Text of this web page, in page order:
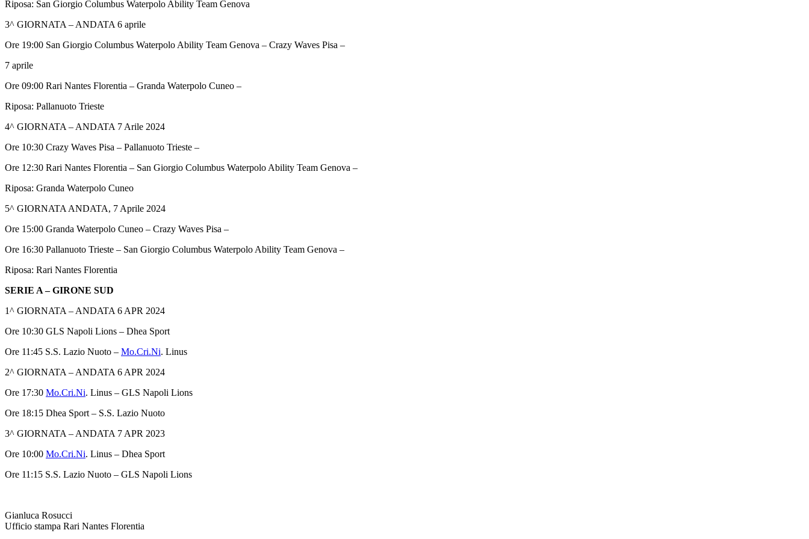
Riposa: San Giorgio Columbus Waterpolo Ability Team Genova
3^ GIORNATA – ANDATA 6 aprile
Ore 19:00 San Giorgio Columbus Waterpolo Ability Team Genova – Crazy Waves Pisa –
7 aprile
Ore 09:00 Rari Nantes Florentia – Granda Waterpolo Cuneo –
Riposa: Pallanuoto Trieste
4^ GIORNATA – ANDATA 7 Arile 2024
Ore 10:30 Crazy Waves Pisa – Pallanuoto Trieste –
Ore 12:30 Rari Nantes Florentia – San Giorgio Columbus Waterpolo Ability Team Genova –
Riposa: Granda Waterpolo Cuneo
5^ GIORNATA ANDATA, 7 Aprile 2024
Ore 15:00 Granda Waterpolo Cuneo – Crazy Waves Pisa –
Ore 16:30 Pallanuoto Trieste – San Giorgio Columbus Waterpolo Ability Team Genova –
Riposa: Rari Nantes Florentia
SERIE A – GIRONE SUD
1^ GIORNATA – ANDATA 6 APR 2024
Ore 10:30 GLS Napoli Lions – Dhea Sport
Ore 11:45 S.S. Lazio Nuoto – Mo.Cri.Ni. Linus
2^ GIORNATA – ANDATA 6 APR 2024
Ore 17:30 Mo.Cri.Ni. Linus – GLS Napoli Lions
Ore 18:15 Dhea Sport – S.S. Lazio Nuoto
3^ GIORNATA – ANDATA 7 APR 2023
Ore 10:00 Mo.Cri.Ni. Linus – Dhea Sport
Ore 11:15 S.S. Lazio Nuoto – GLS Napoli Lions
Gianluca Rosucci
Ufficio stampa Rari Nantes Florentia